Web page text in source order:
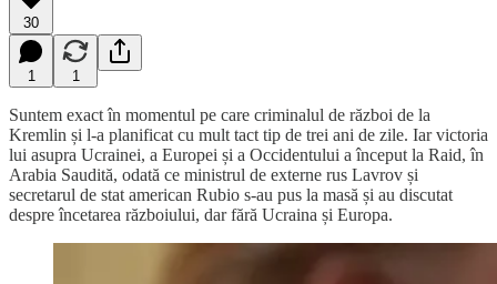
30
1 1
Suntem exact în momentul pe care criminalul de război de la
Kremlin și l-a planificat cu mult tact tip de trei ani de zile. Iar victoria
lui asupra Ucrainei, a Europei și a Occidentului a început la Raid, în
Arabia Saudită, odată ce ministrul de externe rus Lavrov și
secretarul de stat american Rubio s-au pus la masă și au discutat
despre încetarea războiului, dar fără Ucraina și Europa.